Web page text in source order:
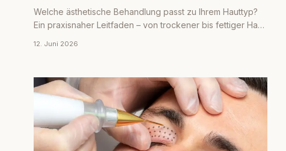
Welche ästhetische Behandlung passt zu Ihrem Hauttyp?
Ein praxisnaher Leitfaden – von trockener bis fettiger Haut,
12. Juni 2026